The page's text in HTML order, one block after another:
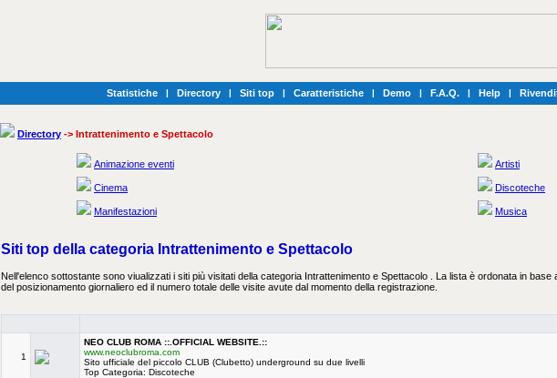
Statistiche | Directory | Siti top | Caratteristiche | Demo | F.A.Q. | Help |
Directory -> Intrattenimento e Spettacolo
Animazione eventi Artisti
Cinema Discoteche
Manifestazioni Musica
Siti top della categoria Intrattenimento e Spettacolo
Nell'elenco sottostante sono viualizzati i siti più visitati della categoria Intrattenimento e Spettacolo . La lista è ordonata in
del posizionamento giornaliero ed il numero totale delle visite avute dal momento della registrazione.
1
NEO CLUB ROMA ::.OFFICIAL WEBSITE.::
www.neoclubroma.com
Sito ufficiale del piccolo CLUB (Clubetto) underground su due livelli
Top Categoria: Discoteche